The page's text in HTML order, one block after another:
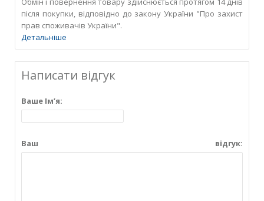
після покупки, відповідно до закону України "Про захист
прав споживачів України".
Детальніше
Написати відгук
Ваше Ім’я:
Ваш відгук: